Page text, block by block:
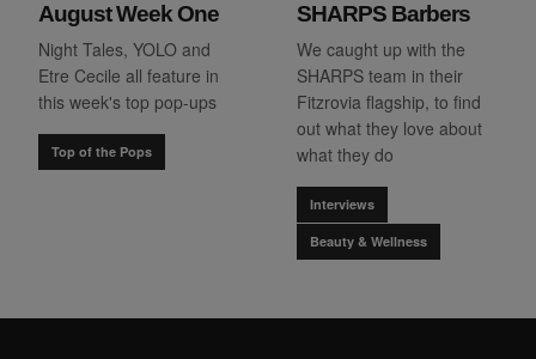
August Week One
Night Tales, YOLO and
Etre Cecile all feature in
this week's top pop-ups
Top of the Pops
SHARPS Barbers
We caught up with the
SHARPS team in their
Fitzrovia flagship, to find
out what they love about
what they do
Interviews
Beauty & Wellness